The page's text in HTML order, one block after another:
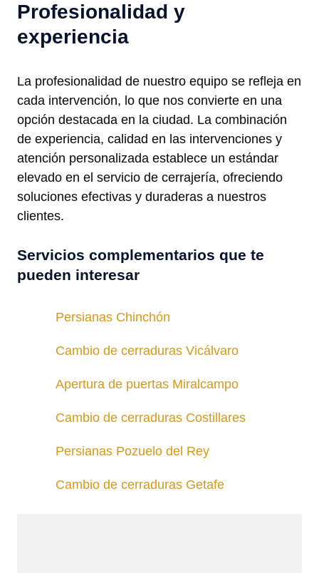
Profesionalidad y
experiencia
La profesionalidad de nuestro equipo se refleja en
cada intervención, lo que nos convierte en una
opción destacada en la ciudad. La combinación
de experiencia, calidad en las intervenciones y
atención personalizada establece un estándar
elevado en el servicio de cerrajería, ofreciendo
soluciones efectivas y duraderas a nuestros
clientes.
Servicios complementarios que te
pueden interesar
Persianas Chinchón
Cambio de cerraduras Vicálvaro
Apertura de puertas Miralcampo
Cambio de cerraduras Costillares
Persianas Pozuelo del Rey
Cambio de cerraduras Getafe